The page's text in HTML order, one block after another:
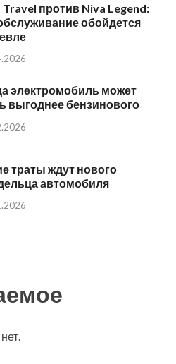
Travel против Niva Legend:
обойдется
электромобиль может
выгоднее бензинового
траты ждут нового
автомобиля